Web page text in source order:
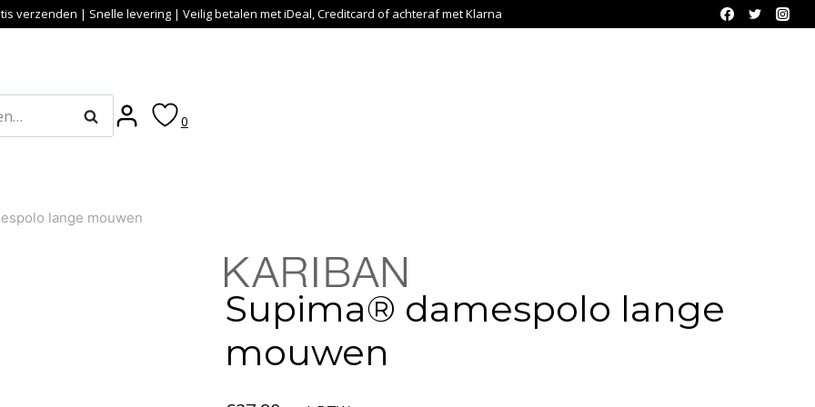
verzenden | Snelle levering | Veilig betalen met iDeal, Creditcard of achteraf met Klarna
Zoeken 0
lange mouwen
Supima® damespolo lange
mouwen